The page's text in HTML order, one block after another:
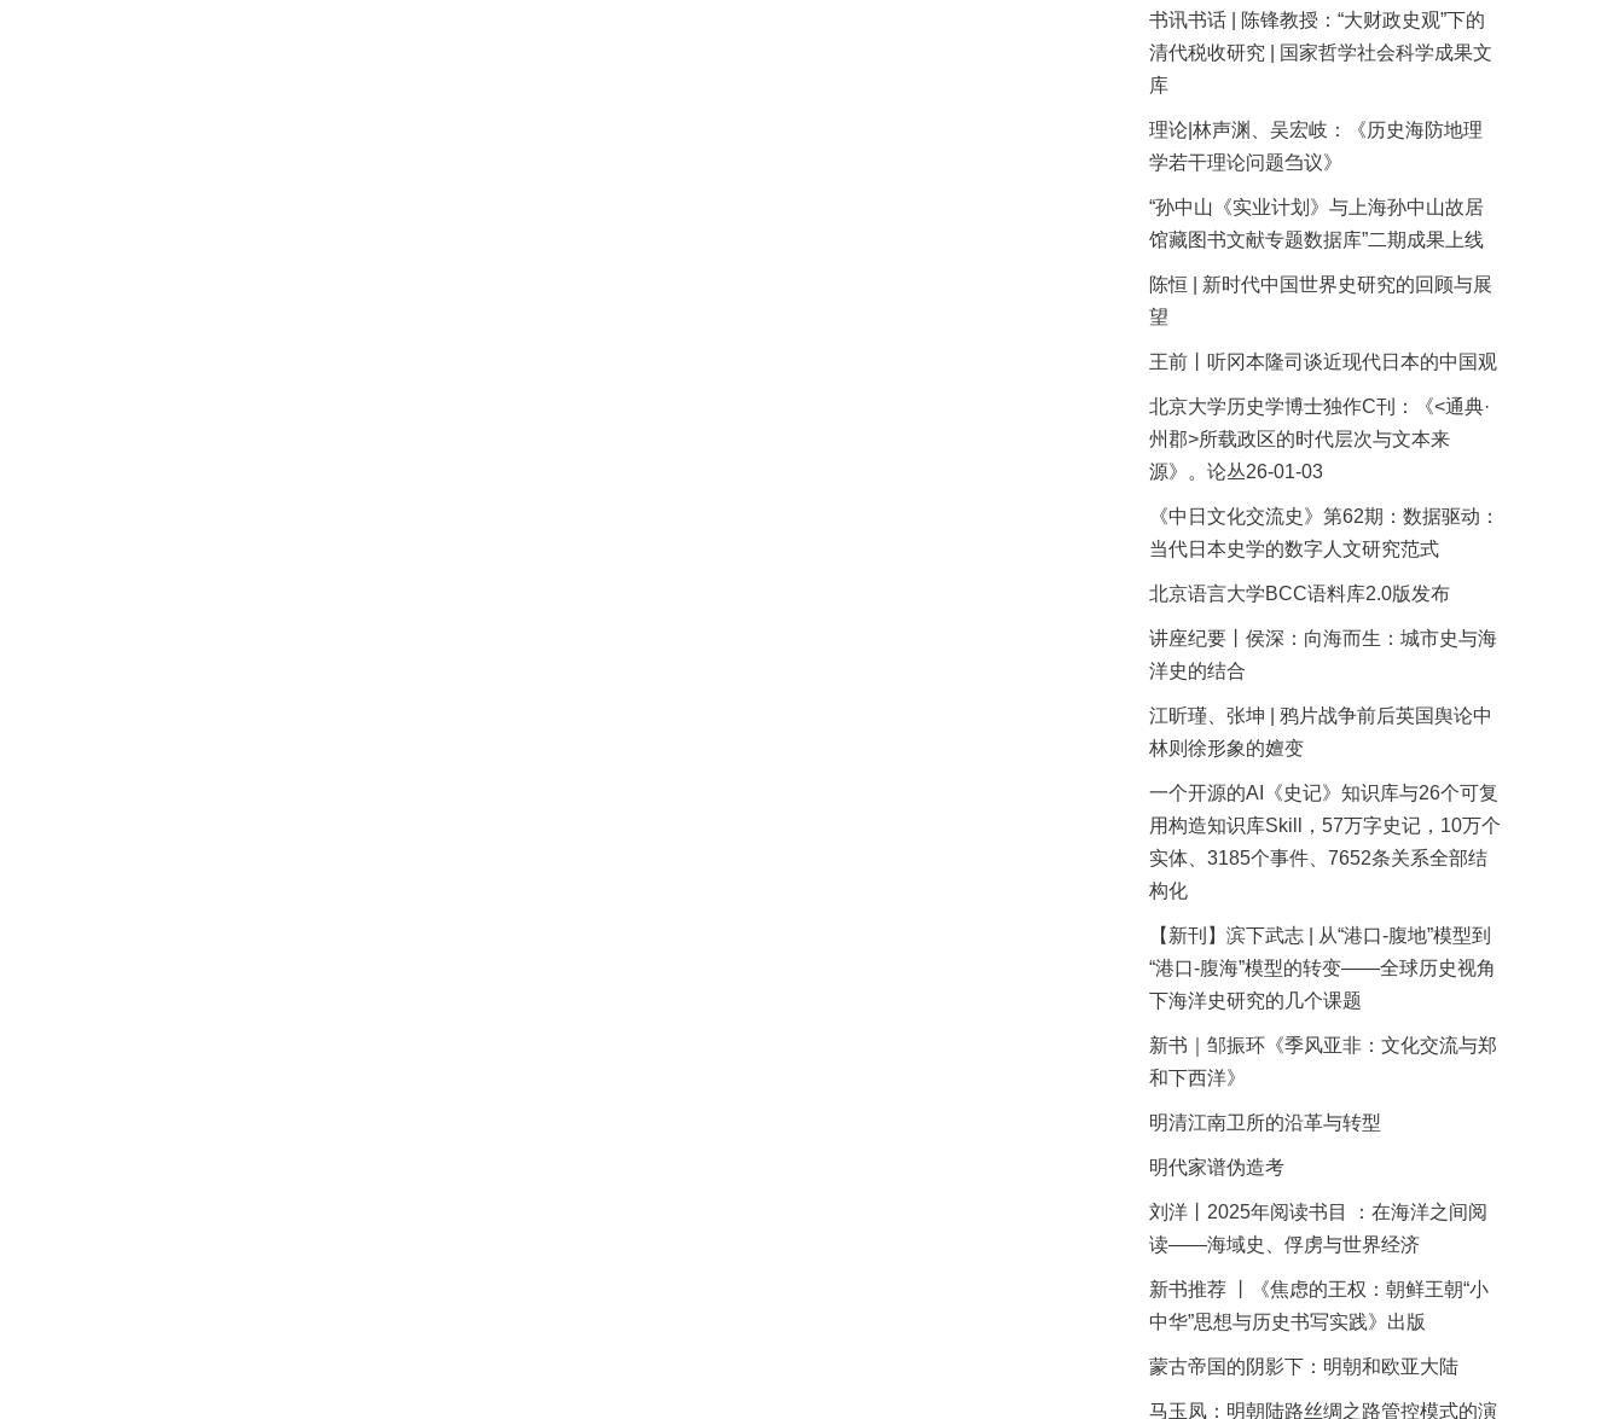
书讯书话 | 陈锋教授：“大财政史观”下的
清代税收研究 | 国家哲学社会科学成果文
库
理论|林声渊、吴宏岐：《历史海防地理
学若干理论问题刍议》
“孙中山《实业计划》与上海孙中山故居
馆藏图书文献专题数据库”二期成果上线
陈恒 | 新时代中国世界史研究的回顾与展
望
王前丨听冈本隆司谈近现代日本的中国观
北京大学历史学博士独作C刊：《<通典·
州郡>所载政区的时代层次与文本来
源》。论丛26-01-03
《中日文化交流史》第62期：数据驱动：
当代日本史学的数字人文研究范式
北京语言大学BCC语料库2.0版发布
讲座纪要丨侯深：向海而生：城市史与海
洋史的结合
江昕瑾、张坤 | 鸦片战争前后英国舆论中
林则徐形象的嬗变
一个开源的AI《史记》知识库与26个可复
用构造知识库Skill，57万字史记，10万个
实体、3185个事件、7652条关系全部结
构化
【新刊】滨下武志 | 从“港口-腹地”模型到
“港口-腹海”模型的转变——全球历史视角
下海洋史研究的几个课题
新书｜邹振环《季风亚非：文化交流与郑
和下西洋》
明清江南卫所的沿革与转型
明代家谱伪造考
刘洋丨2025年阅读书目 ：在海洋之间阅
读——海域史、俘虏与世界经济
新书推荐 丨《焦虑的王权：朝鲜王朝“小
中华”思想与历史书写实践》出版
蒙古帝国的阴影下：明朝和欧亚大陆
马玉凤：明朝陆路丝绸之路管控模式的演